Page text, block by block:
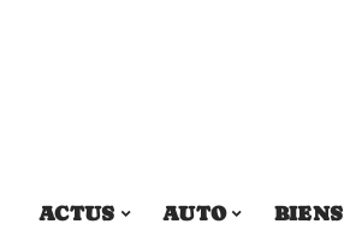
ACTUS AUTO BIENS